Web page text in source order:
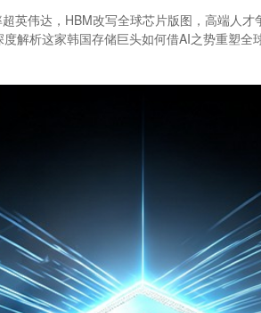
英伟达，HBM改写全球芯片版图，高端人
解析这家韩国存储巨头如何借AI之势重塑